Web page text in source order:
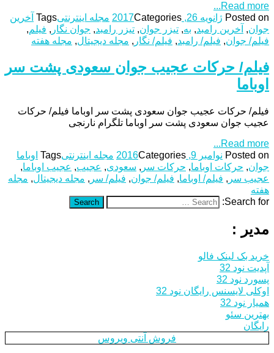
Read more...
Posted on ژانویه 26, 2017 Categories مجله اینترنتیTags آخرین
جوان, آخرین رامبد, به, تیزر جوان, تیزر رامبد, جوان نگار , فیلم,
فیلم/ جوان, فیلم/ رامبد, فیلم/ نگار , مجله دیجیتال, مجله هفته
فیلم/ حرکات عجیب جوان سعودی پشت سر
اوباما
فیلم/ حرکات عجیب جوان سعودی پشت سر اوباما فیلم/ حرکات
عجیب جوان سعودی پشت سر اوباما تلگرام نارنجی
Read more...
Posted on نوامبر 9, 2016 Categories مجله اینترنتیTags اوباما
جوان, حرکات اوباما, حرکات سر , سعودی, عجیب, عجیب اوباما,
عجیب سر , فیلم/ اوباما, فیلم/ جوان, فیلم/ سر , مجله دیجیتال, مجله
هفته
Search for:
Search
مدیر :
خرید بک لینک فالو
آپدیت نود 32
پسورد نود 32
اوکلی لایسنس رایگان نود 32
همیار نود 32
بهترین سئو
رایگان
فروش آنتی ویروس